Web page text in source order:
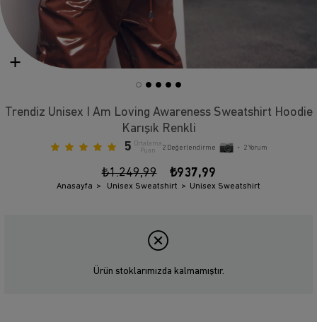
Trendiz Unisex I Am Loving Awareness Sweatshirt Hoodie
Karışık Renkli
5 Ortalama
Puan
2Değerlendirme • 2Yorum
₺1.249,99 ₺937,99
Anasayfa Unisex Sweatshirt Unisex Sweatshirt
Ürün stoklarımızda kalmamıştır.